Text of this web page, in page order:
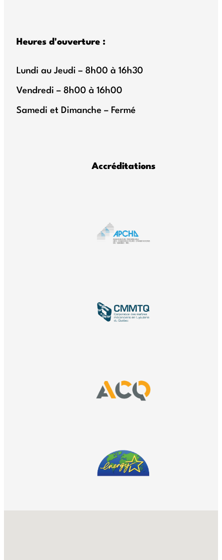
Heures d'ouverture :
Lundi au Jeudi – 8h00 à 16h30
Vendredi – 8h00 à 16h00
Samedi et Dimanche – Fermé
Accréditations